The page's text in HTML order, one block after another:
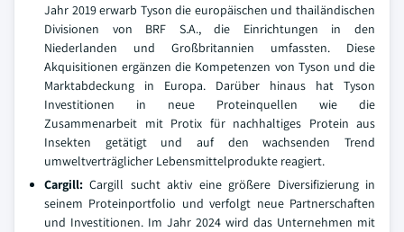
Jahr 2019 erwarb Tyson die europäischen und thailändischen
Divisionen von BRF S.A., die Einrichtungen in den
Niederlanden und Großbritannien umfassten. Diese
Akquisitionen ergänzen die Kompetenzen von Tyson und die
Marktabdeckung in Europa. Darüber hinaus hat Tyson
Investitionen in neue Proteinquellen wie die
Zusammenarbeit mit Protix für nachhaltiges Protein aus
Insekten getätigt und auf den wachsenden Trend
umweltverträglicher Lebensmittelprodukte reagiert.
Cargill: Cargill sucht aktiv eine größere Diversifizierung in
seinem Proteinportfolio und verfolgt neue Partnerschaften
und Investitionen. Im Jahr 2024 wird das Unternehmen mit